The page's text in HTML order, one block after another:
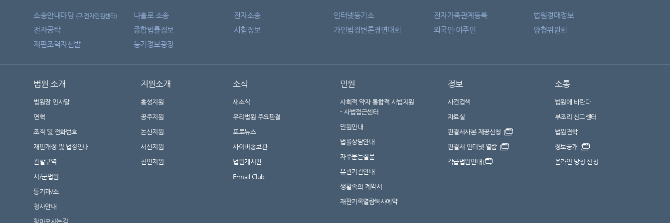
소송안내마당 (구 전자민원센터) 나홀로 소송 전자소송 인터넷등기소 전자가족관계등록
법원경매정보
전자공탁
종합법률정보 시험정보 가인법정변론경연대회 외국인·이주민
양형위원회
재판조력자선발
등기정보광장
법원 소개
법원장 인사말
연혁
조직 및 전화번호
재판개정 및 법정안내
관할구역
시/군법원
등기과/소
청사안내
찾아오시는길
지원소개
홍성지원
공주지원
논산지원
서산지원
천안지원
소식
새소식
우리법원 주요판결
포토뉴스
사이버홍보관
법원게시판
E-mail Club
민원
사회적 약자 통합적 사법지원
- 사법접근센터
민원안내
법률상담안내
자주묻는질문
유관기관안내
생활속의 계약서
재판기록열람복사예약
정보
사건검색
자료실
판결서사본 제공신청
판결서 인터넷 열람
각급법원안내
소통
법원에 바란다
부조리 신고센터
법원견학
정보공개
온라인 방청 신청